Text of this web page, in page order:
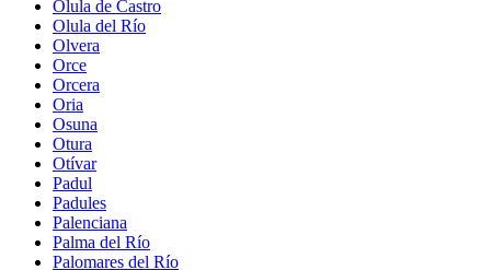
Olula de Castro
Olula del Río
Olvera
Orce
Orcera
Oria
Osuna
Otura
Otívar
Padul
Padules
Palenciana
Palma del Río
Palomares del Río